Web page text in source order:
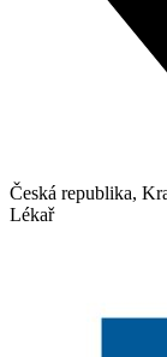
Česká republika,
Lékař